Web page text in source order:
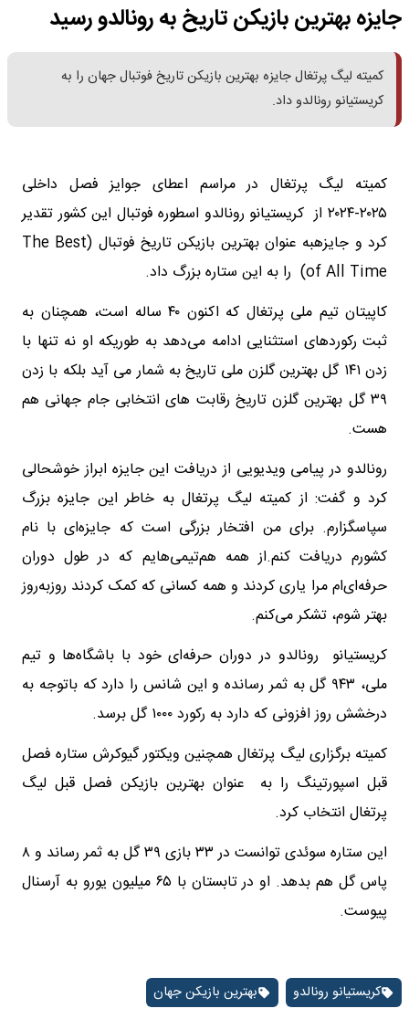
جایزه بهترین بازیکن تاریخ به رونالدو رسید
کمیته لیگ پرتغال جایزه بهترین بازیکن تاریخ فوتبال جهان را به
کریستیانو رونالدو داد.
کمیته لیگ پرتغال در مراسم اعطای جوایز فصل داخلی
۲۰۲۵-۲۰۲۴ از کریستیانو رونالدو اسطوره فوتبال این کشور تقدیر
کرد و جایزهبه عنوان بهترین بازیکن تاریخ فوتبال (The Best
of All Time) را به این ستاره بزرگ داد.
کاپیتان تیم ملی پرتغال که اکنون ۴۰ ساله است، همچنان به
ثبت رکوردهای استثنایی ادامه می‌دهد به طوریکه او نه تنها با
زدن ۱۴۱ گل بهترین گلزن ملی تاریخ به شمار می آید بلکه با زدن
۳۹ گل بهترین گلزن تاریخ رقابت های انتخابی جام جهانی هم
هست.
رونالدو در پیامی ویدیویی از دریافت این جایزه ابراز خوشحالی
کرد و گفت: از کمیته لیگ پرتغال به خاطر این جایزه بزرگ
سپاسگزارم. برای من افتخار بزرگی است که جایزه‌ای با نام
کشورم دریافت کنم.از همه هم‌تیمی‌هایم که در طول دوران
حرفه‌ای‌ام مرا یاری کردند و همه کسانی که کمک کردند روزبه‌روز
بهتر شوم، تشکر می‌کنم.
کریستیانو رونالدو در دوران حرفه‌ای خود با باشگاه‌ها و تیم
ملی، ۹۴۳ گل به ثمر رسانده و این شانس را دارد که باتوجه به
درخشش روز افزونی که دارد به رکورد ۱۰۰۰ گل برسد.
کمیته برگزاری لیگ پرتغال همچنین ویکتور گیوکرش ستاره فصل
قبل اسپورتینگ را به عنوان بهترین بازیکن فصل قبل لیگ
پرتغال انتخاب کرد.
این ستاره سوئدی توانست در ۳۳ بازی ۳۹ گل به ثمر رساند و ۸
پاس گل هم بدهد. او در تابستان با ۶۵ میلیون یورو به آرسنال
پیوست.
کریستیانو رونالدو بهترین بازیکن جهان